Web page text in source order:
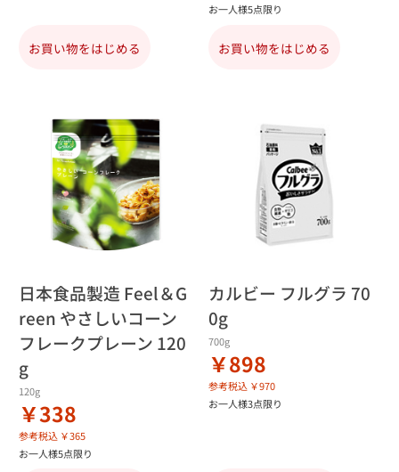
お買い物をはじめる
お一人様5点限り
お買い物をはじめる
日本食品製造 Feel＆G
reen やさしいコーン
フレークプレーン 120
g
120g
￥338
参考税込 ￥365
お一人様5点限り
カルビー フルグラ 70
0g
700g
￥898
参考税込 ￥970
お一人様3点限り